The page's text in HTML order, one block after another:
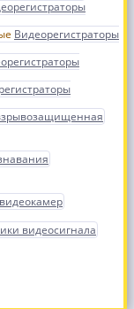
Видеорегистраторы
видеосигнала